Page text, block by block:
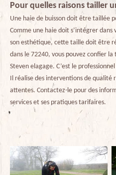
Pour quelles raisons tailler
Une haie de buisson doit être taillée
Comme une haie doit s’intégrer
son esthétique, cette taille doit être
dans le 72240, vous pouvez confier la
Steven elagage. C’est le
Il réalise des interventions de qualité
attentes. Contactez-le pour des
services et ses pratiques tarifaires.